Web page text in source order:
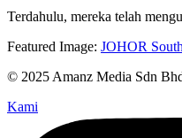
Terdahulu, mereka telah
Featured Image: JOHOR
© 2025 Amanz Media Sdn
Kami